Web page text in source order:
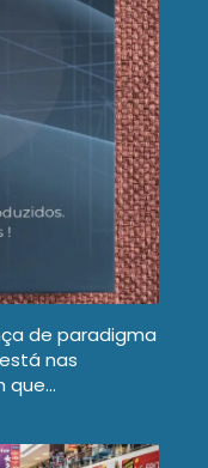
de paradigma
nas
que…